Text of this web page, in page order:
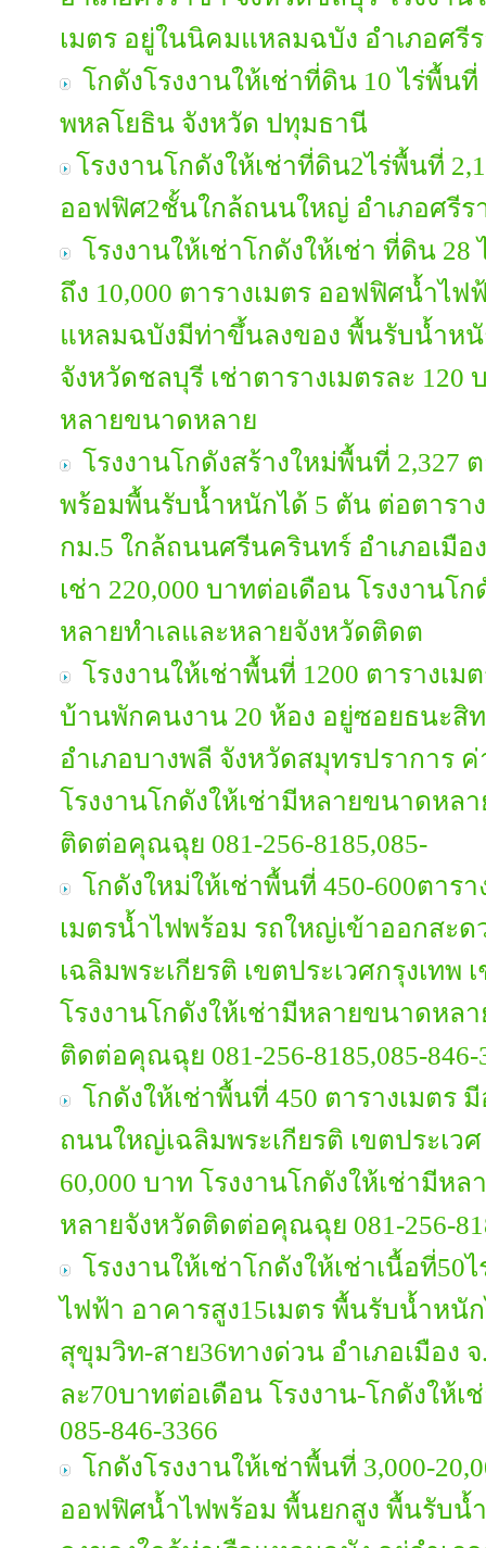
เมตร อยู่ในนิคมแหลมฉบัง อำเภอศรี
โกดังโรงงานให้เช่าที่ดิน 10 ไร่พื้น
พหลโยธิน จังหวัด ปทุมธานี
โรงงานโกดังให้เช่าที่ดิน2ไร่พื้นที่
ออฟฟิศ2ชั้นใกล้ถนนใหญ่ อำเภอศรีร
โรงงานให้เช่าโกดังให้เช่า ที่ดิน 28
ถึง 10,000 ตารางเมตร ออฟฟิศน้ำไฟ
แหลมฉบังมีท่าขึ้นลงของ พื้นรับน้ำหนั
จังหวัดชลบุรี เช่าตารางเมตรละ 120
หลายขนาดหลาย
โรงงานโกดังสร้างใหม่พื้นที่ 2,327
พร้อมพื้นรับน้ำหนักได้ 5 ตัน ต่อตารา
กม.5 ใกล้ถนนศรีนครินทร์ อำเภอเมือ
เช่า 220,000 บาทต่อเดือน โรงงานโ
หลายทำเลและหลายจังหวัดติดต
โรงงานให้เช่าพื้นที่ 1200 ตารางเ
บ้านพักคนงาน 20 ห้อง อยู่ซอยธนะสิ
อำเภอบางพลี จังหวัดสมุทรปราการ ค่
โรงงานโกดังให้เช่ามีหลายขนาดหล
ติดต่อคุณฉุย 081-256-8185,085-
โกดังใหม่ให้เช่าพื้นที่ 450-600ตารา
เมตรน้ำไฟพร้อม รถใหญ่เข้าออกสะ
เฉลิมพระเกียรติ เขตประเวศกรุงเทพ
โรงงานโกดังให้เช่ามีหลายขนาดหล
ติดต่อคุณฉุย 081-256-8185,085-846-
โกดังให้เช่าพื้นที่ 450 ตารางเมต
ถนนใหญ่เฉลิมพระเกียรติ เขตประเวศ
60,000 บาท โรงงานโกดังให้เช่ามีห
หลายจังหวัดติดต่อคุณฉุย 081-256-
โรงงานให้เช่าโกดังให้เช่าเนื้อที่
ไฟฟ้า อาคารสูง15เมตร พื้นรับน้ำหนั
สุขุมวิท-สาย36ทางด่วน อำเภอเมือง
ละ70บาทต่อเดือน โรงงาน-โกดังให้
085-846-3366
โกดังโรงงานให้เช่าพื้นที่ 3,000-
ออฟฟิศน้ำไฟพร้อม พื้นยกสูง พื้นรับน้